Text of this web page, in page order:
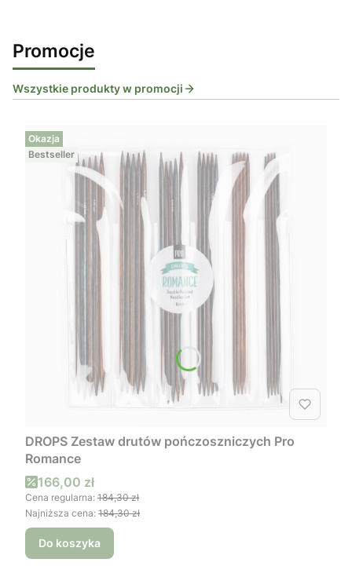
Promocje
Wszystkie produkty w promocji
Okazja
Bestseller
DROPS Zestaw drutów pończoszniczych Pro
Romance
Cena promocyjna
166,00 zł
Cena regularna: 184,30 zł
Najniższa cena: 184,30 zł
Do koszyka